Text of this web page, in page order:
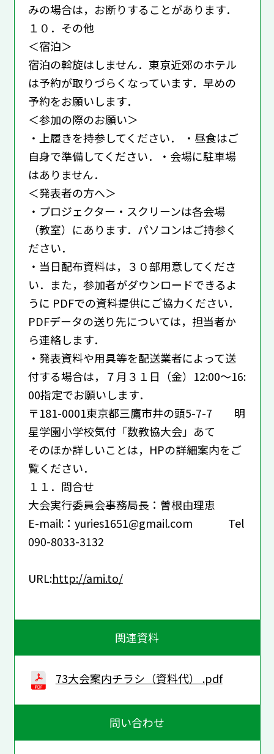
みの場合は，お断りすることがあります．
１０．その他
＜宿泊＞
宿泊の斡旋はしません．東京近郊のホテル
は予約が取りづらくなっています．早めの
予約をお願いします．
＜参加の際のお願い＞
・上履きを持参してください． ・昼食はご
自身で準備してください．・会場に駐車場
はありません．
＜発表者の方へ＞
・プロジェクター・スクリーンは各会場
（教室）にあります．パソコンはご持参く
ださい．
・当日配布資料は，３０部用意してくださ
い．また，参加者がダウンロードできるよ
うに PDFでの資料提供にご協力ください．
PDFデータの送り先については，担当者か
ら連絡します．
・発表資料や用具等を配送業者によって送
付する場合は，７月３１日（金）12:00〜16:
00指定でお願いします．
〒181-0001東京都三鷹市井の頭5-7-7 明
星学園小学校気付「数教協大会」あて
そのほか詳しいことは，HPの詳細案内をご
覧ください．
１１．問合せ
大会実行委員会事務局長：曽根由理恵
E-mail:：yuries1651@gmail.com Tel
090-8033-3132
URL:http://ami.to/
関連資料
73大会案内チラシ（資料代） .pdf
問い合わせ